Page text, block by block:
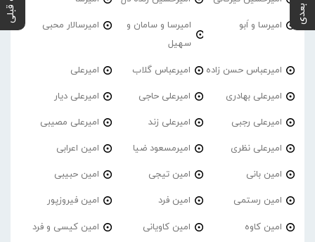
امیرسا و اَبو
امیرسا و سامان و
سهیل
امیرسالار محبی
امیرعباس حسن زاده امیرعباس گلاب امیرعلی
امیرعلی بهادری امیرعلی حاجی امیرعلی دیار
امیرعلی رجبی امیرعلی زند امیرعلی مصیبی
امیرعلی نظری امیرمسعود ضیا امین اعرابی
امین بانی امین تیجی امین حبیبی
امین رستمی امین فرد امین فیروزپور
امین کاوه امین کاویانی امین کیسی و فرد